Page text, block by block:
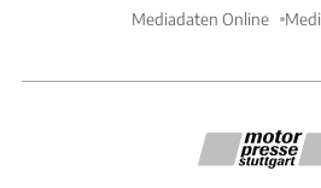
Mediadaten Online